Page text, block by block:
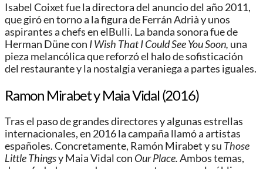
Isabel Coixet fue la directora del anuncio del año 2011,
que giró en torno a la figura de Ferrán Adrià y unos
aspirantes a chefs en elBulli. La banda sonora fue de
Herman Düne con I Wish That I Could See You Soon, una
pieza melancólica que reforzó el halo de sofisticación
del restaurante y la nostalgia veraniega a partes iguales.
Ramon Mirabet y Maia Vidal (2016)
Tras el paso de grandes directores y algunas estrellas
internacionales, en 2016 la campaña llamó a artistas
españoles. Concretamente, Ramón Mirabet y su Those
Little Thingsy Maia Vidal con Our Place.Ambos temas,